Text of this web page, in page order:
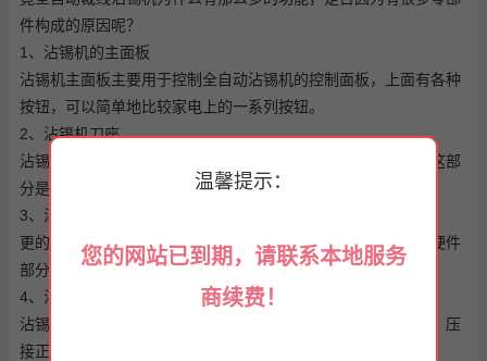
温馨提示：
您的网站已到期，请联系本地服务
商续费！
件构成的原因呢？
1、沾锡机的主面板
沾锡机主面板主要用于控制全自动沾锡机的控制面板，上面有各种
按钮，可以简单地比较家电上的一系列按钮。
2、沾锡机刀座
沾锡机刀座用于对应沾锡机刀片，既然有自动裁线功能，那么这部
分是的。
3、沾锡机电磁阀
更的整体参考伺服电机，用于软件部分发送信号控制电机驱动硬件
部分的操作。
4、沾锡模具
沾锡机的模具部分也很重要，不同的沾锡需要对应不同的模具，压
接正常，保证良品率。